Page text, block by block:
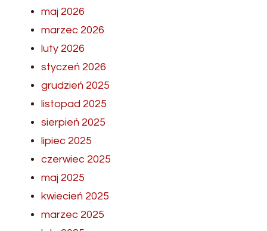
maj 2026
marzec 2026
luty 2026
styczeń 2026
grudzień 2025
listopad 2025
sierpień 2025
lipiec 2025
czerwiec 2025
maj 2025
kwiecień 2025
marzec 2025